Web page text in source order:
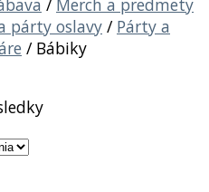
párty oslavy / Párty a
/Bábiky